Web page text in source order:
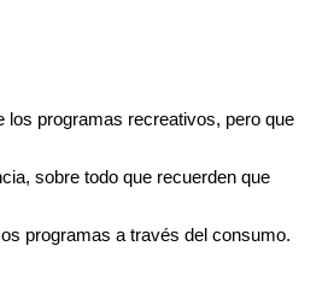
los programas recreativos, pero que
sobre todo que recuerden que
programas a través del consumo.